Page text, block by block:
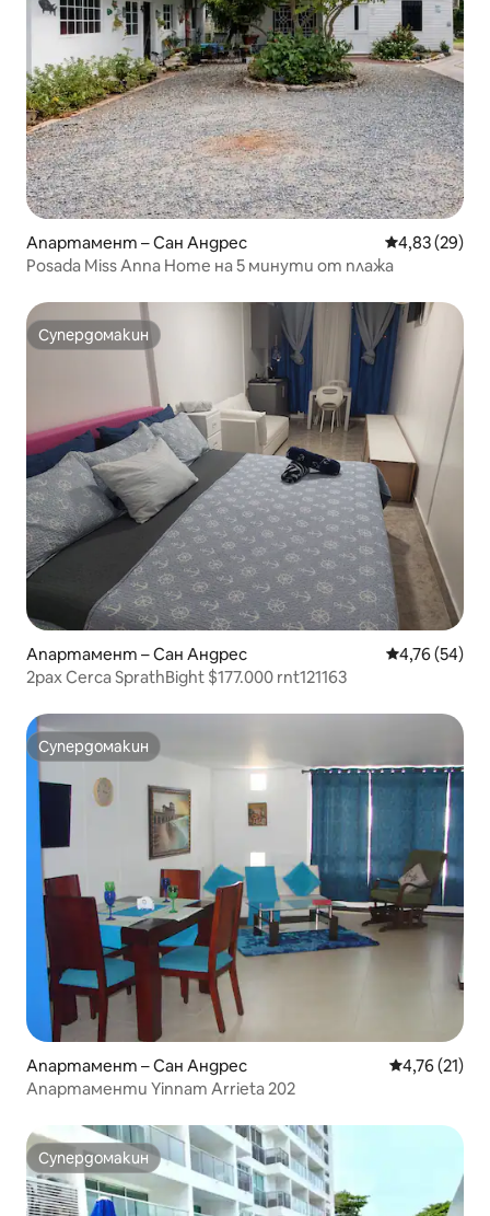
Апартамент – Сан Андрес Средна
4,83 (29)
Posada Miss Anna Home на 5 минути от плажа
Супердомакин
Супердомакин
Апартамент – Сан Андрес Средна
4,76 (54)
2pax Cerca SprathBight $177.000 rnt121163
Супердомакин
Супердомакин
Апартамент – Сан Андрес Средна
4,76 (21)
Апартаменти Yinnam Arrieta 202
Супердомакин
Супердомакин